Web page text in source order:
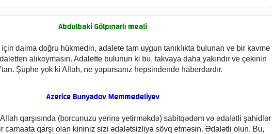
Abdulbaki Gölpınarlı meali
daima doğru hükmedin, adalete tam uygun tanıklıkta bulunan ve bir kavme
alıkoymasın. Adalette bulunun ki bu, takvaya daha yakındır ve çekinin
Şüphe yok ki Allah, ne yaparsanız hepsindende haberdardır.
Azerice Bunyadov Memmedeliyev
qarşısında (borcunuzu yerinə yetirməkdə) sabitqədəm və ədalətli şahidlər
camaata qarşı olan kininiz sizi ədalətsizliyə sövq etməsin. Ədalətli olun. Bu,